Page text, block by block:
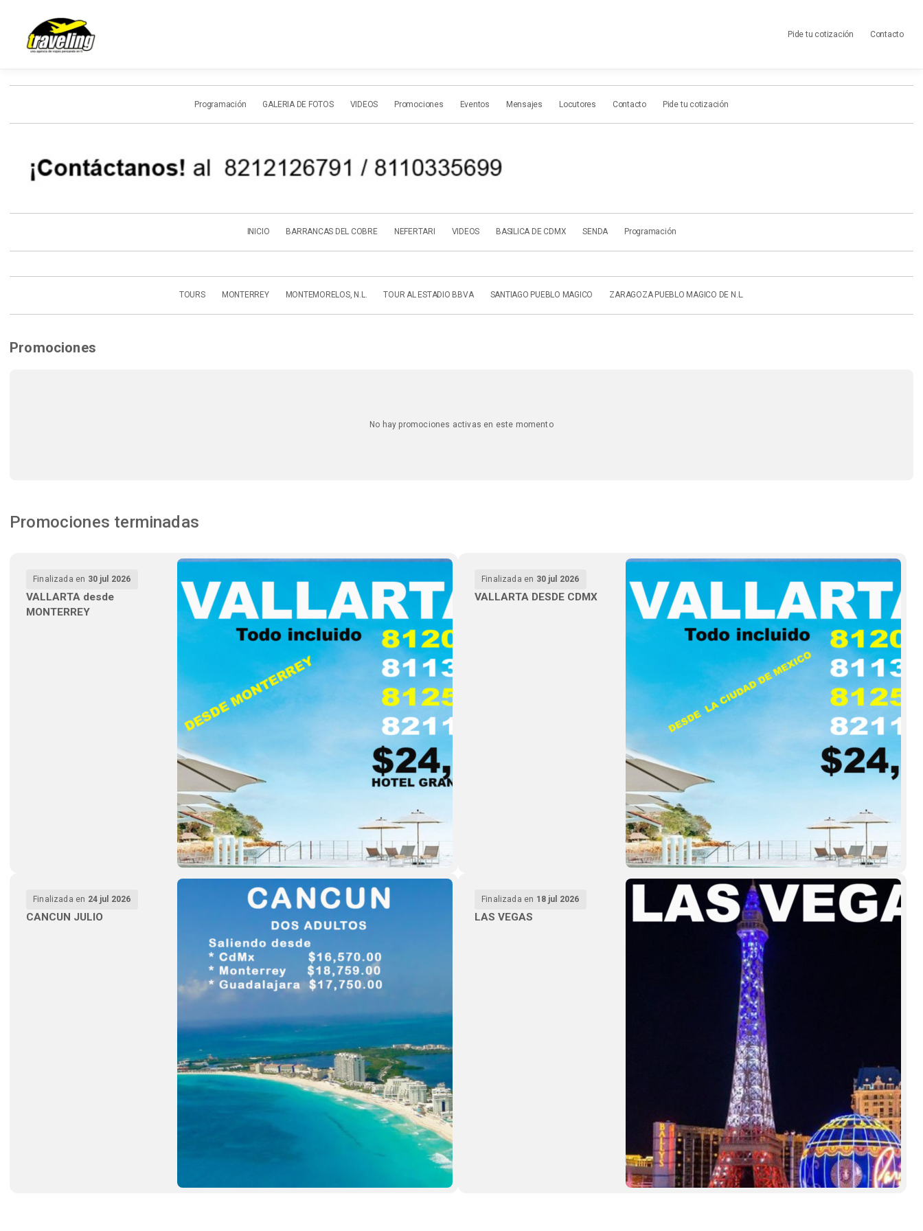
Pide tu cotización Contacto
Programación GALERIA DE FOTOS VIDEOS Promociones Eventos Mensajes Locutores Contacto Pide tu cotización
INICIO BARRANCAS DEL COBRE NEFERTARI VIDEOS BASILICA DE CDMX SENDA Programación
TOURS MONTERREY MONTEMORELOS, N.L. TOUR AL ESTADIO BBVA SANTIAGO PUEBLO MAGICO ZARAGOZA PUEBLO MAGICO DE N.L.
Promociones
No hay promociones activas en este momento
Promociones terminadas
Finalizada en 30 jul 2026
VALLARTA desde
MONTERREY
Finalizada en 30 jul 2026
VALLARTA DESDE CDMX
Finalizada en 24 jul 2026
CANCUN JULIO
Finalizada en 18 jul 2026
LAS VEGAS